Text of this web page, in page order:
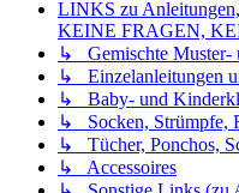
LINKS zu
KEINE FRAGEN,
↳ Gemischte Muster-
↳ Einzelanleitungen
↳ Baby- und
↳ Socken, Strümpfe,
↳ Tücher, Ponchos,
↳ Accessoires